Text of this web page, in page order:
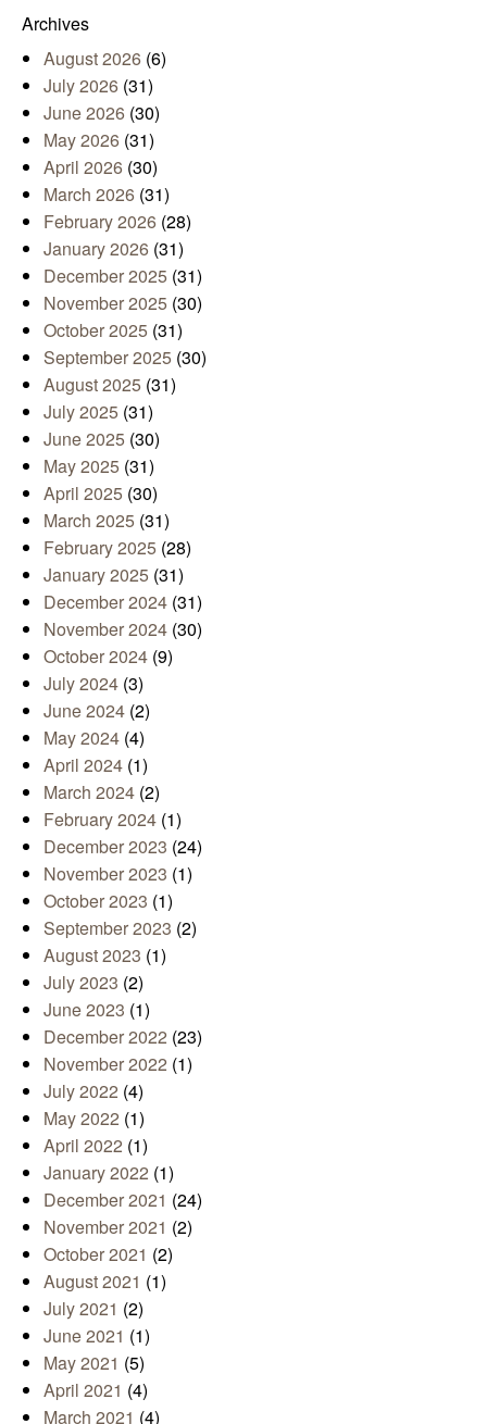
Archives
August 2026 (6)
July 2026 (31)
June 2026 (30)
May 2026 (31)
April 2026 (30)
March 2026 (31)
February 2026 (28)
January 2026 (31)
December 2025 (31)
November 2025 (30)
October 2025 (31)
September 2025 (30)
August 2025 (31)
July 2025 (31)
June 2025 (30)
May 2025 (31)
April 2025 (30)
March 2025 (31)
February 2025 (28)
January 2025 (31)
December 2024 (31)
November 2024 (30)
October 2024 (9)
July 2024 (3)
June 2024 (2)
May 2024 (4)
April 2024 (1)
March 2024 (2)
February 2024 (1)
December 2023 (24)
November 2023 (1)
October 2023 (1)
September 2023 (2)
August 2023 (1)
July 2023 (2)
June 2023 (1)
December 2022 (23)
November 2022 (1)
July 2022 (4)
May 2022 (1)
April 2022 (1)
January 2022 (1)
December 2021 (24)
November 2021 (2)
October 2021 (2)
August 2021 (1)
July 2021 (2)
June 2021 (1)
May 2021 (5)
April 2021 (4)
March 2021 (4)